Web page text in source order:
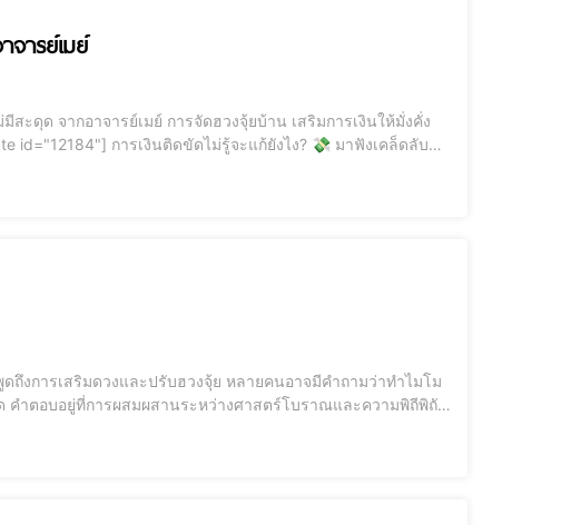
จารย์เมย์
คำตอบอยู่ที่การผสมผสานระหว่างศาสตร์โบราณและความพิถีพิถัน